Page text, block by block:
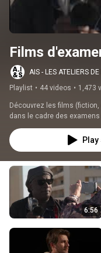
Films
AIS - LES ATELIERS
Playlist • 44 videos • 1,473
Découvrez les films
dans le cadre des examens
Play
6:56